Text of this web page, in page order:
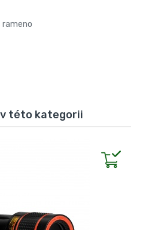
rameno
této kategorii